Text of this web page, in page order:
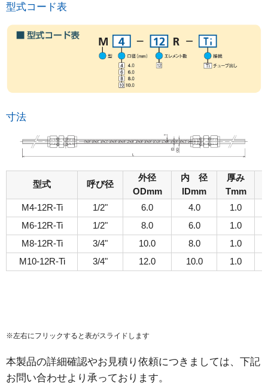
型式コード表
寸法
型式 呼び径
外径
ODmm
内 径
IDmm
厚み
Tmm
M4-12R-Ti
1/2" 6.0 4.0 1.0
M6-12R-Ti
1/2" 8.0 6.0 1.0
M8-12R-Ti
3/4" 10.0 8.0 1.0
M10-12R-Ti
3/4" 12.0 10.0 1.0
※左右にフリックすると表がスライドします
本製品の詳細確認やお見積り依頼につきましては、下記
お問い合わせより承っております。